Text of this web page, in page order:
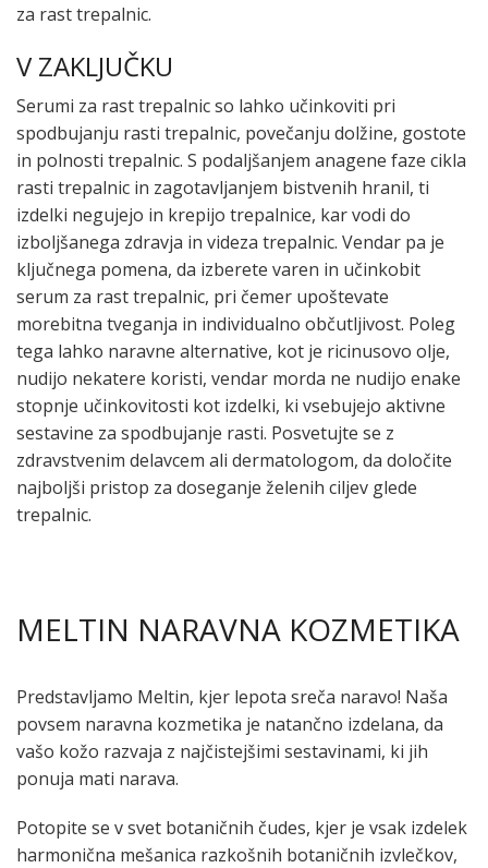
za rast trepalnic.
V ZAKLJUČKU
Serumi za rast trepalnic so lahko učinkoviti pri
spodbujanju rasti trepalnic, povečanju dolžine, gostote
in polnosti trepalnic. S podaljšanjem anagene faze cikla
rasti trepalnic in zagotavljanjem bistvenih hranil, ti
izdelki negujejo in krepijo trepalnice, kar vodi do
izboljšanega zdravja in videza trepalnic. Vendar pa je
ključnega pomena, da izberete varen in učinkobit
serum za rast trepalnic, pri čemer upoštevate
morebitna tveganja in individualno občutljivost. Poleg
tega lahko naravne alternative, kot je ricinusovo olje,
nudijo nekatere koristi, vendar morda ne nudijo enake
stopnje učinkovitosti kot izdelki, ki vsebujejo aktivne
sestavine za spodbujanje rasti. Posvetujte se z
zdravstvenim delavcem ali dermatologom, da določite
najboljši pristop za doseganje želenih ciljev glede
trepalnic.
MELTIN NARAVNA KOZMETIKA
Predstavljamo Meltin, kjer lepota sreča naravo! Naša
povsem naravna kozmetika je natančno izdelana, da
vašo kožo razvaja z najčistejšimi sestavinami, ki jih
ponuja mati narava.
Potopite se v svet botaničnih čudes, kjer je vsak izdelek
harmonična mešanica razkošnih botaničnih izvlečkov,